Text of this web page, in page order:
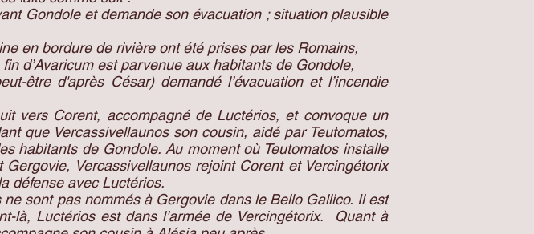
Gondole et demande son évacuation ; situation plausible
en bordure de rivière ont été prises par les Romains,
d’Avaricum est parvenue aux habitants de Gondole,
être d'après César) demandé l’évacuation et l’incendie
vers Corent, accompagné de Luctérios, et convoque un
que Vercassivellaunos son cousin, aidé par Teutomatos,
habitants de Gondole. Au moment où Teutomatos installe
Gergovie, Vercassivellaunos rejoint Corent et Vercingétorix
défense avec Luctérios.
sont pas nommés à Gergovie dans le Bello Gallico. Il est
là, Luctérios est dans l’armée de Vercingétorix. Quant à